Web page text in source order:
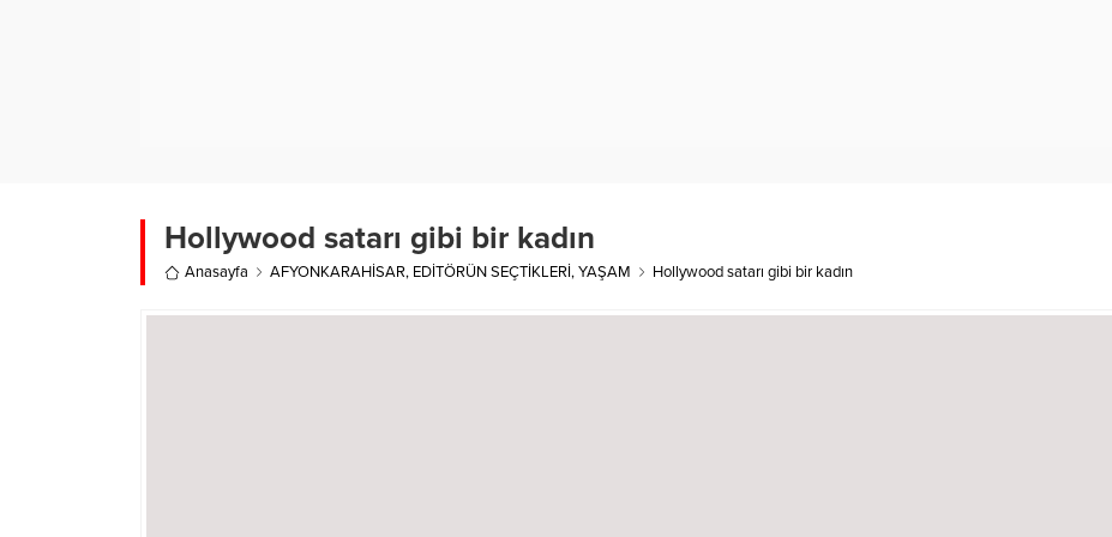
Hollywood satarı gibi bir kadın
Anasayfa AFYONKARAHİSAR, EDİTÖRÜN SEÇTİKLERİ,YAŞAM Hollywood satarı gibi bir kadın